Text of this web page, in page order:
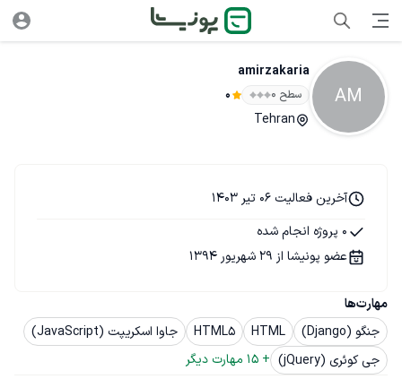
AM
amirzakaria
سطح ۰ 0
Tehran
مهارت‌ها
جنگو (Django)
HTML
HTML5
جاوا اسکریپت (JavaScript)
جی کوئری (jQuery)
+
15 مهارت دیگر
آخرین فعالیت 06 تیر 1403
0 پروژه انجام شده
عضو پونیشا از 29 شهریور 1394